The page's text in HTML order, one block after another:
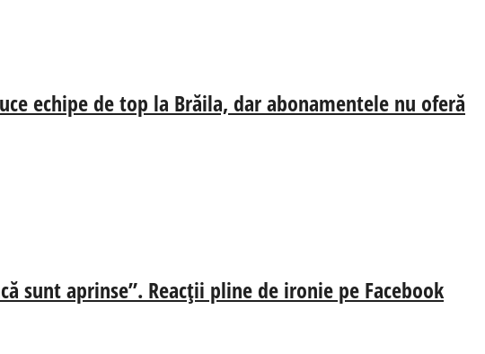
echipe de top la Brăila, dar abonamentele nu oferă
sunt aprinse”. Reacții pline de ironie pe Facebook